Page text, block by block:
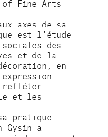
of Fine Arts
axes de sa
est l'étude
des
et de la
en
refléter
et les
pratique
Gysin a